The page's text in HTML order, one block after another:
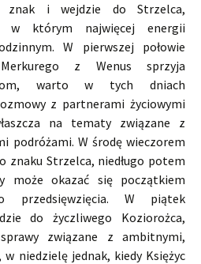
znak i wejdzie do Strzelca,
w którym najwięcej energii
W pierwszej połowie
z Wenus sprzyja
warto w tych dniach
z partnerami życiowymi
na tematy związane z
podróżami. W środę wieczorem
znaku Strzelca, niedługo potem
może okazać się początkiem
przedsięwzięcia. W piątek
do życzliwego Koziorożca,
związane z ambitnymi,
niedzielę jednak, kiedy Księżyc